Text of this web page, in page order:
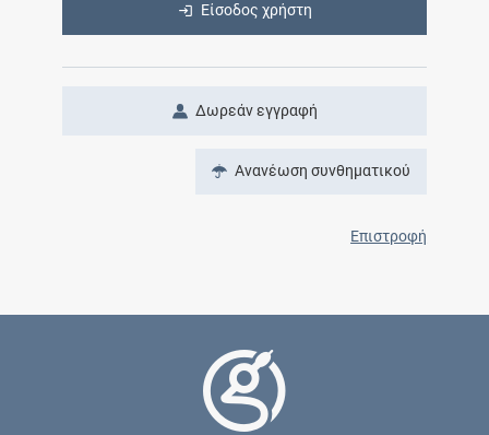
Είσοδος χρήστη
Δωρεάν εγγραφή
Ανανέωση συνθηματικού
Επιστροφή